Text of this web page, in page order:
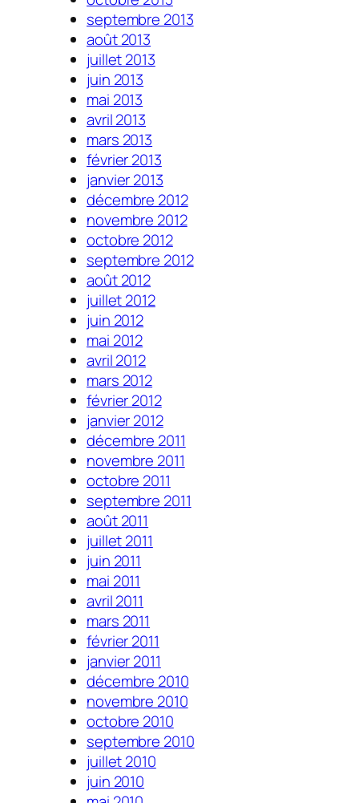
septembre 2013
août 2013
juillet 2013
juin 2013
mai 2013
avril 2013
mars 2013
février 2013
janvier 2013
décembre 2012
novembre 2012
octobre 2012
septembre 2012
août 2012
juillet 2012
juin 2012
mai 2012
avril 2012
mars 2012
février 2012
janvier 2012
décembre 2011
novembre 2011
octobre 2011
septembre 2011
août 2011
juillet 2011
juin 2011
mai 2011
avril 2011
mars 2011
février 2011
janvier 2011
décembre 2010
novembre 2010
octobre 2010
septembre 2010
juillet 2010
juin 2010